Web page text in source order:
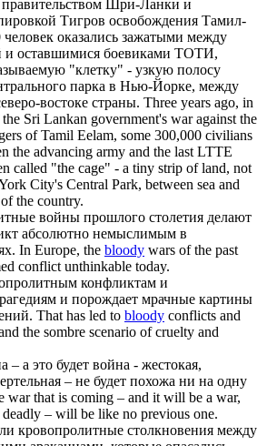
Шри-Ланки и
Тигров освобождения Тамил-
оказались зажатыми между
и оставшимися боевиками ТОТИ,
"клетку" - узкую полосу
парка в Нью-Йорке, между
востоке страны. Three years ago, in
Sri Lankan government's war against the
of Tamil Eelam, some 300,000 civilians
the advancing army and the last LTTE
called "the cage" - a tiny strip of land, not
City's Central Park, between sea and
the country.
войны прошлого столетия делают
абсолютно немыслимым в
In Europe, the bloody wars of the past
conflict unthinkable today.
конфликтам и
и порождает мрачные картины
That has led to bloody conflicts and
the sombre scenario of cruelty and
а это будет война - жестокая,
– не будет похожа ни на одну
war that is coming – and it will be a war,
deadly – will be like no previous one.
кровопролитные столкновения между